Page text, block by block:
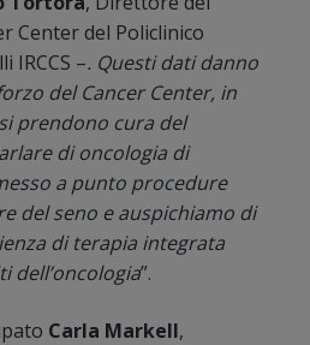
Center del Policlinico
IRCCS –. Questi dati danno
del Cancer Center, in
prendono cura del
di oncologia di
a punto procedure
del seno e auspichiamo di
di terapia integrata
dell’oncologia”.
Carla Markell,